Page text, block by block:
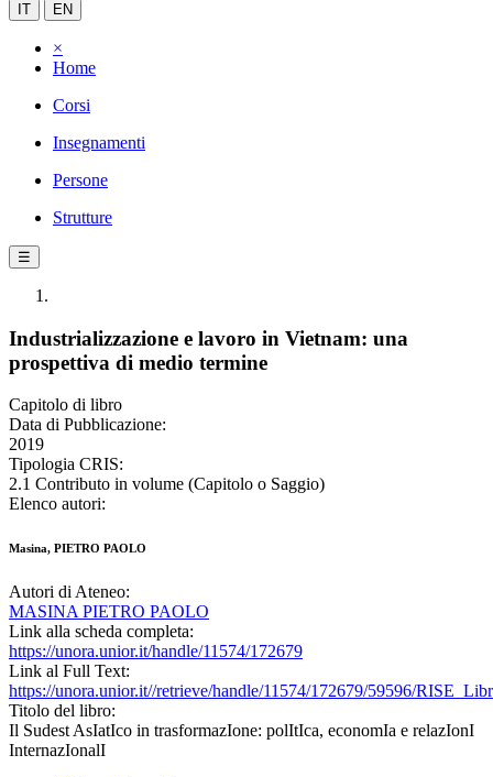
IT EN
×
Home
Corsi
Insegnamenti
Persone
Strutture
☰
Industrializzazione e lavoro in Vietnam: una
prospettiva di medio termine
Capitolo di libro
Data di Pubblicazione:
2019
Tipologia CRIS:
2.1 Contributo in volume (Capitolo o Saggio)
Elenco autori:
Masina, PIETRO PAOLO
Autori di Ateneo:
MASINA PIETRO PAOLO
Link alla scheda completa:
https://unora.unior.it/handle/11574/172679
Link al Full Text:
https://unora.unior.it//retrieve/handle/11574/172679/59596/
Titolo del libro:
Il Sudest AsIatIco in trasformazIone: polItIca, economIa e relazIonI
InternazIonalI